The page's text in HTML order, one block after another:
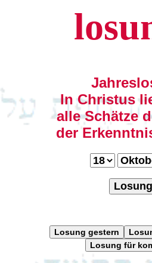
In Christus
alle Schätze
der
Losung gestern
Losung für